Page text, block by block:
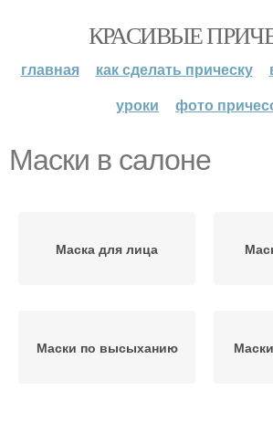
КРАСИВЫЕ
главная как сделать прическу
уроки
фото
Маски в салоне
Маска для лица
Маски по высыханию